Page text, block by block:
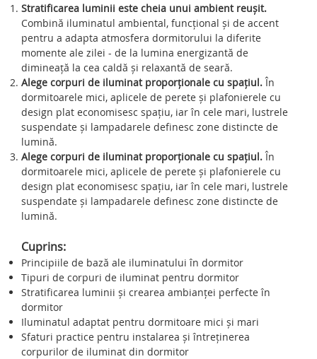
Stratificarea luminii este cheia unui ambient reușit.
Combină iluminatul ambiental, funcțional și de accent
pentru a adapta atmosfera dormitorului la diferite
momente ale zilei - de la lumina energizantă de
dimineață la cea caldă și relaxantă de seară.
Alege corpuri de iluminat proporționale cu spațiul.În
dormitoarele mici, aplicele de perete și plafonierele cu
design plat economisesc spațiu, iar în cele mari, lustrele
suspendate și lampadarele definesc zone distincte de
lumină.
Alege corpuri de iluminat proporționale cu spațiul.În
dormitoarele mici, aplicele de perete și plafonierele cu
design plat economisesc spațiu, iar în cele mari, lustrele
suspendate și lampadarele definesc zone distincte de
lumină.
Cuprins:
Principiile de bază ale iluminatului în dormitor
Tipuri de corpuri de iluminat pentru dormitor
Stratificarea luminii și crearea ambianței perfecte în
dormitor
Iluminatul adaptat pentru dormitoare mici și mari
Sfaturi practice pentru instalarea și întreținerea
corpurilor de iluminat din dormitor